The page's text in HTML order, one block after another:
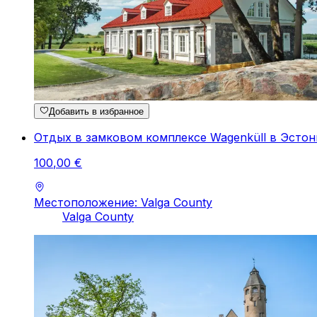
Добавить в избранное
Отдых в замковом комплексе Wagenküll в
100,00 €
Местоположение: Valga County
Valga County